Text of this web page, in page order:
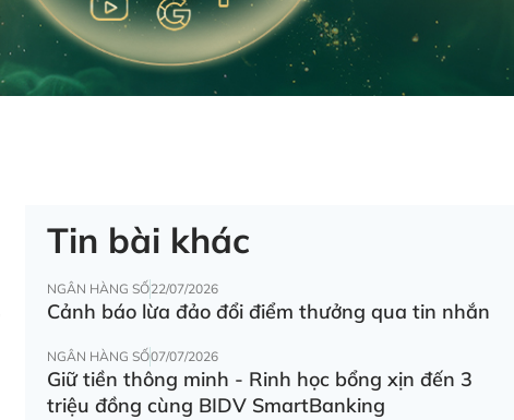
Tin bài khác
NGÂN HÀNG SỐ22/07/2026
Cảnh báo lừa đảo đổi điểm thưởng qua tin nhắn
NGÂN HÀNG SỐ07/07/2026
Giữ tiền thông minh - Rinh học bổng xịn đến 3
triệu đồng cùng BIDV SmartBanking